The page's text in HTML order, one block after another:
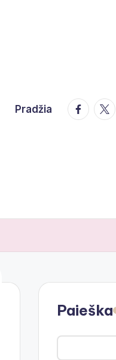
Pradžia
Paieška